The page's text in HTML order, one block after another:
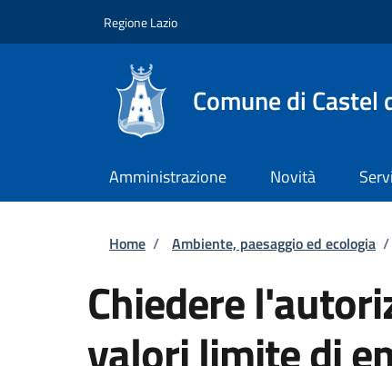
Regione Lazio
Comune di Castel
Amministrazione Novità
Briciole di pane
Home / Ambiente, paesaggio ed ecologia /
Chiedere